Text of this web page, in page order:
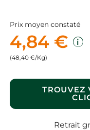
Prix moyen constaté
4,84 €
(48,40 €/Kg)
TROUVEZ
Retrait